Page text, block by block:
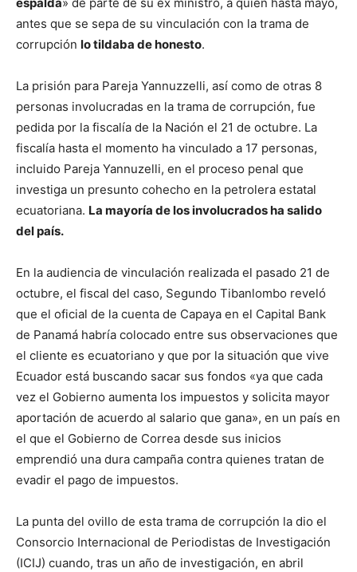
espalda» de parte de su ex ministro, a quien hasta mayo,
antes que se sepa de su vinculación con la trama de
corrupción lo tildaba de honesto.
La prisión para Pareja Yannuzzelli, así como de otras 8
personas involucradas en la trama de corrupción, fue
pedida por la fiscalía de la Nación el 21 de octubre. La
fiscalía hasta el momento ha vinculado a 17 personas,
incluido Pareja Yannuzelli, en el proceso penal que
investiga un presunto cohecho en la petrolera estatal
ecuatoriana. La mayoría de los involucrados ha salido
del país.
En la audiencia de vinculación realizada el pasado 21 de
octubre, el fiscal del caso, Segundo Tibanlombo reveló
que el oficial de la cuenta de Capaya en el Capital Bank
de Panamá habría colocado entre sus observaciones que
el cliente es ecuatoriano y que por la situación que vive
Ecuador está buscando sacar sus fondos «ya que cada
vez el Gobierno aumenta los impuestos y solicita mayor
aportación de acuerdo al salario que gana», en un país en
el que el Gobierno de Correa desde sus inicios
emprendió una dura campaña contra quienes tratan de
evadir el pago de impuestos.
La punta del ovillo de esta trama de corrupción la dio el
Consorcio Internacional de Periodistas de Investigación
(ICIJ) cuando, tras un año de investigación, en abril